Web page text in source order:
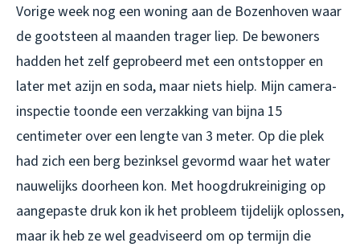
Vorige week nog een woning aan de Bozenhoven waar
de gootsteen al maanden trager liep. De bewoners
hadden het zelf geprobeerd met een ontstopper en
later met azijn en soda, maar niets hielp. Mijn camera-
inspectie toonde een verzakking van bijna 15
centimeter over een lengte van 3 meter. Op die plek
had zich een berg bezinksel gevormd waar het water
nauwelijks doorheen kon. Met hoogdrukreiniging op
aangepaste druk kon ik het probleem tijdelijk oplossen,
maar ik heb ze wel geadviseerd om op termijn die